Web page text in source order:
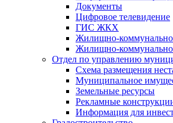
Документы
Цифровое телевидение
ГИС ЖКХ
Жилищно-
Жилищно-
Отдел по управлению
Схема размещения
Муниципальное
Земельные ресурсы
Рекламные
Информация для